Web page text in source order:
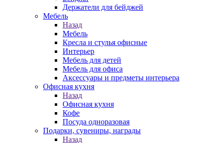
Держатели для бейджей
Мебель
Назад
Мебель
Кресла и стулья офисные
Интерьер
Мебель для детей
Мебель для офиса
Аксессуары и предметы интерьера
Офисная кухня
Назад
Офисная кухня
Кофе
Посуда одноразовая
Подарки, сувениры, награды
Назад